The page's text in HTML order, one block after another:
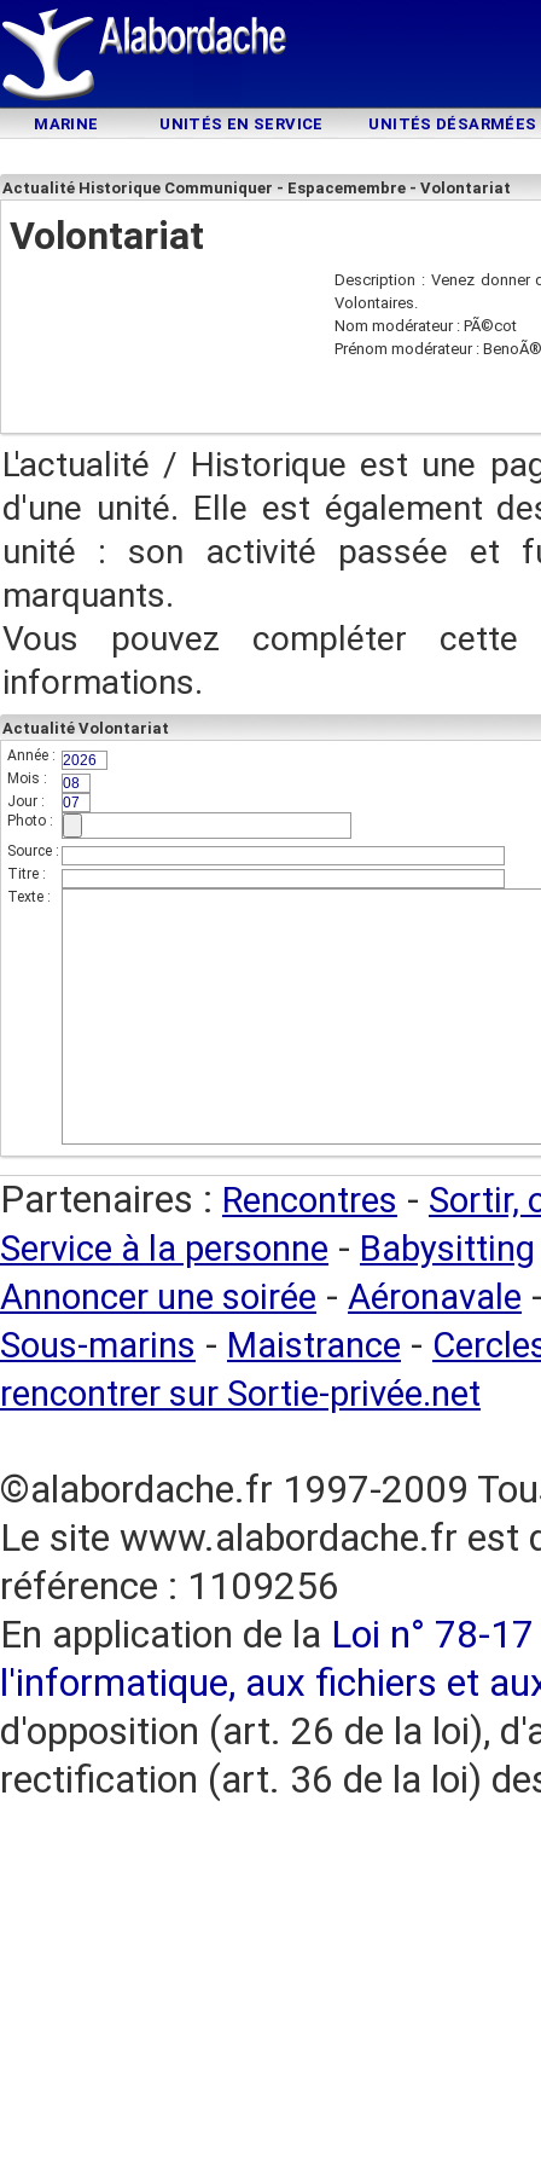
MARINE UNITÉS EN SERVICE UNITÉS DÉSARMÉES
Actualité Historique Communiquer - Espacemembre - Volontariat
Volontariat
Description : Venez donner
Volontaires.
Nom modérateur : PÃ©cot
Prénom modérateur :
L'actualité / Historique est une
d'une unité. Elle est également
unité : son activité passée et
marquants.
Vous pouvez compléter
informations.
Actualité Volontariat
Année :
Mois :
Jour :
Photo :
Source :
Titre :
Texte :
Partenaires : Rencontres - Sortir,
Service à la personne - Babysitting
Annoncer une soirée - Aéronavale
Sous-marins - Maistrance -
rencontrer sur Sortie-privée.net
©alabordache.fr 1997-2009
Le site www.alabordache.fr est
référence : 1109256
En application de la Loi n° 78-
l'informatique, aux fichiers et
d'opposition (art. 26 de la loi),
rectification (art. 36 de la loi)